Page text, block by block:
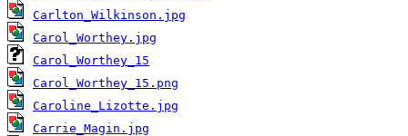
Carlton_Wilkinson.jpg
Carol_Worthey.jpg
Carol_Worthey_15
Carol_Worthey_15.png
Caroline_Lizotte.jpg
Carrie_Magin.jpg